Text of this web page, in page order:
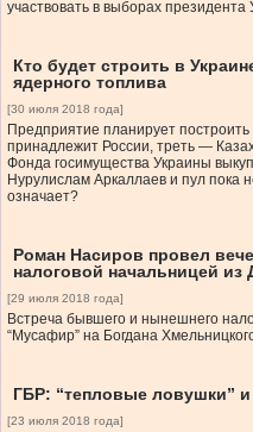
участвовать в выборах президента
Кто будет строить в
ядерного топлива
[30 июля 2018 года]
Предприятие планирует
принадлежит России, треть —
Фонда госимущества Украины
Нурулислам Аркаллаев и пул пока
означает?
Роман Насиров провел
налоговой начальницей из
[29 июля 2018 года]
Встреча бывшего и нынешнего
“Мусафир” на Богдана
ГБР: “тепловые ловушки”
[23 июля 2018 года]